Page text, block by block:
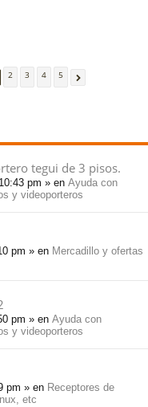
2 3 4 5
tegui de 3 pisos.
pm » en Ayuda con
y videoporteros
pm » en Mercadillo y ofertas
pm » en Ayuda con
y videoporteros
pm » en Receptores de
etc